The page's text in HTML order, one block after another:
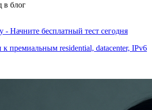
в блог
- Начните бесплатный тест сегодня
премиальным residential, datacenter, IPv6